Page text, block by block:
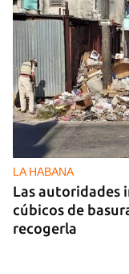
LA HABANA
Las autoridades
cúbicos de
recogerla